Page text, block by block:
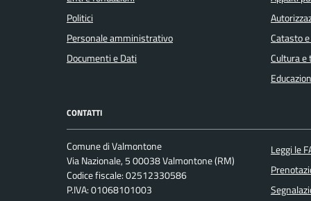
Politici
Personale amministrativo
Documenti e Dati
Catasto
Cultura e
CONTATTI
Comune di Valmontone
Via Nazionale, 5 00038 Valmontone (RM)
Codice fiscale: 02512330586
P.IVA: 01068101003
Leggi le